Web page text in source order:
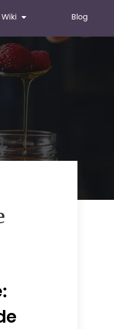
Wiki Blog